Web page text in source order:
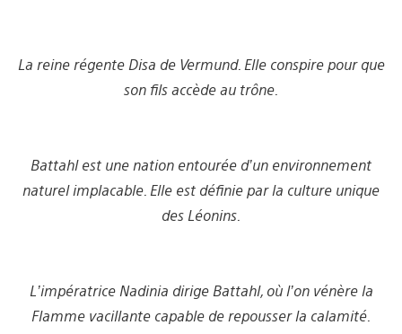
La reine régente Disa de Vermund. Elle conspire pour que
son fils accède au trône.
Battahl est une nation entourée d’un environnement
naturel implacable. Elle est définie par la culture unique
des Léonins.
L’impératrice Nadinia dirige Battahl, où l’on vénère la
Flamme vacillante capable de repousser la calamité.